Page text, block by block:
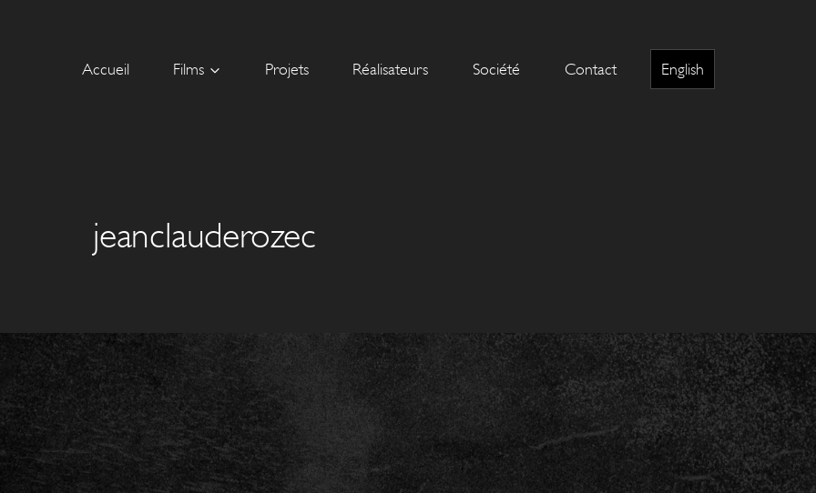
Accueil Films Projets Réalisateurs Société Contact English
jeanclauderozec